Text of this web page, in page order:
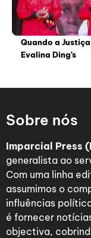
Quando a
Evalina Ding’s
Sobre nós
Imparcial Press
generalista ao
Com uma linha
assumimos o
influências
é fornecer
objectiva,